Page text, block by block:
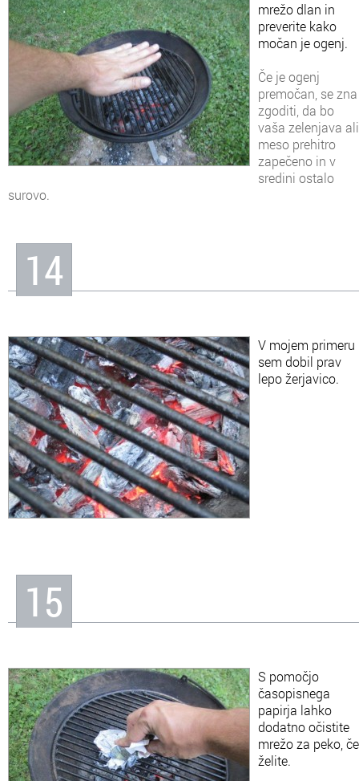
mrežo dlan in
preverite kako
močan je ogenj.
Če je ogenj
premočan, se zna
zgoditi, da bo
vaša zelenjava ali
meso prehitro
zapečeno in v
sredini ostalo
surovo.
14
V mojem primeru
sem dobil prav
lepo žerjavico.
15
S pomočjo
časopisnega
papirja lahko
dodatno očistite
mrežo za peko, če
želite.